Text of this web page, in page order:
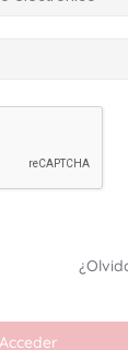
Acceder